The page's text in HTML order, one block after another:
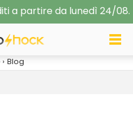
a partire da lunedì 24/08.
Blog